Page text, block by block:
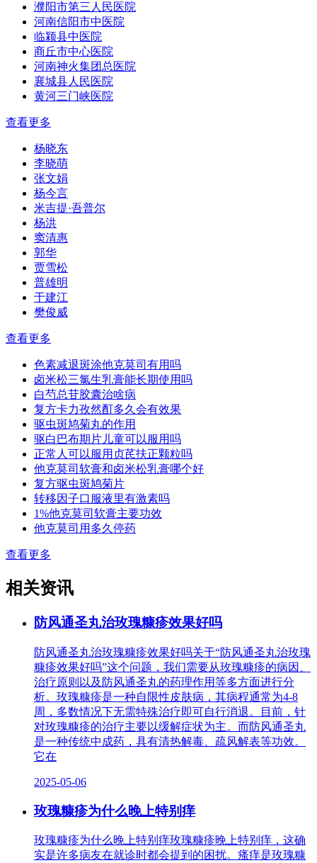
濮阳市第三人民医院
河南信阳市中医院
临颍县中医院
商丘市中心医院
河南神火集团总医院
襄城县人民医院
黄河三门峡医院
查看更多
杨晓东
李晓萌
张文娟
杨今言
米吉提·吾普尔
杨洪
窦清惠
郭华
贾雪松
普雄明
于建江
樊俊威
查看更多
色素减退斑涂他克莫司有用吗
卤米松三氯生乳膏能长期使用吗
白芍总苷胶囊治啥病
复方卡力孜然酊多久会有效果
驱虫斑鸠菊丸的作用
驱白巴布期片儿童可以服用吗
正常人可以服用贞芪扶正颗粒吗
他克莫司软膏和卤米松乳膏哪个好
复方驱虫斑鸠菊片
转移因子口服液里有激素吗
1%他克莫司软膏主要功效
他克莫司用多久停药
查看更多
相关资讯
防风通圣丸治玫瑰糠疹效果好吗
防风通圣丸治玫瑰糠疹效果好吗关于“防风通圣丸治玫瑰
糠疹效果好吗”这个问题，我们需要从玫瑰糠疹的病因、
治疗原则以及防风通圣丸的药理作用等多方面进行分
析。玫瑰糠疹是一种自限性皮肤病，其病程通常为4-8
周，多数情况下无需特殊治疗即可自行消退。目前，针
对玫瑰糠疹的治疗主要以缓解症状为主。而防风通圣丸
是一种传统中成药，具有清热解毒、疏风解表等功效。
它在
2025-05-06
玫瑰糠疹为什么晚上特别痒
玫瑰糠疹为什么晚上特别痒玫瑰糠疹晚上特别痒，这确
实是许多病友在就诊时都会提到的困扰。瘙痒是玫瑰糠